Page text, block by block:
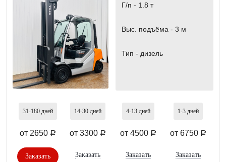
Г/п - 1.8 т
Выс. подъёма - 3 м
Тип - дизель
31-180 дней
от 2650 a
Заказать
14-30 дней
от 3300 a
Заказать
4-13 дней
от 4500 a
Заказать
1-3 дней
от 6750 a
Заказать